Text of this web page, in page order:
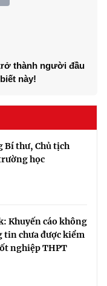
thành người đầu
này!
Bí thư, Chủ tịch
học
Khuyến cáo không
chưa được kiểm
nghiệp THPT